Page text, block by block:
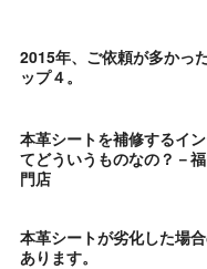
2015年、ご依頼が多かっ
ップ４。
本革シートを補修するイ
てどういうものなの？－
門店
本革シートが劣化した場
あります。